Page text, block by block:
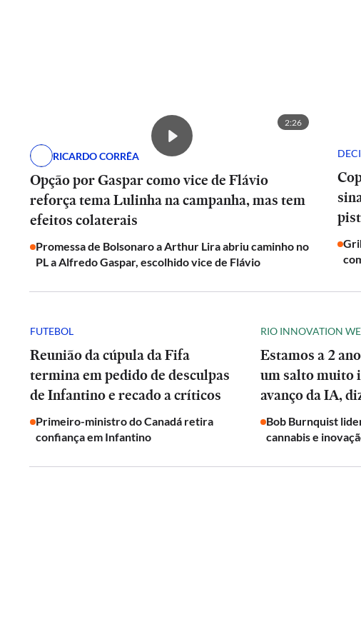
2:26
RICARDO CORRÊA
Opção por Gaspar como vice de Flávio
reforça tema Lulinha na campanha, mas tem
efeitos colaterais
Promessa de Bolsonaro a Arthur Lira abriu caminho no
PL a Alfredo Gaspar, escolhido vice de Flávio
FUTEBOL
Reunião da cúpula da Fifa
termina em pedido de desculpas
de Infantino e recado a críticos
Primeiro-ministro do Canadá retira
confiança em Infantino
RIO INNOVATION
Estamos a 2
um salto muito
avanço da IA,
Bob Burnquist
cannabis e